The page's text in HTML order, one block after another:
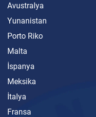
Avustralya
Yunanistan
Porto Riko
Malta
İspanya
Meksika
İtalya
Fransa